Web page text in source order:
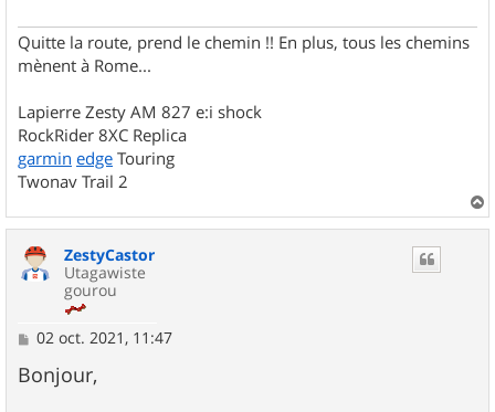
Quitte la route, prend le chemin !! En plus, tous les chemins
mènent à Rome...
Lapierre Zesty AM 827 e:i shock
RockRider 8XC Replica
garmin edge Touring
Twonav Trail 2
a
ZestyCastor
Utagawiste
gourou
M
s
s
02 oct. 2021, 11:47
Bonjour,